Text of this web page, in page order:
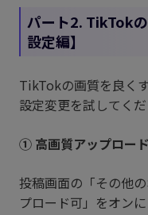
パート2. TikTok
設定編】
TikTokの画質を良く
設定変更を試してく
① 高画質アップロー
投稿画面の「その他
プロード可」をオン